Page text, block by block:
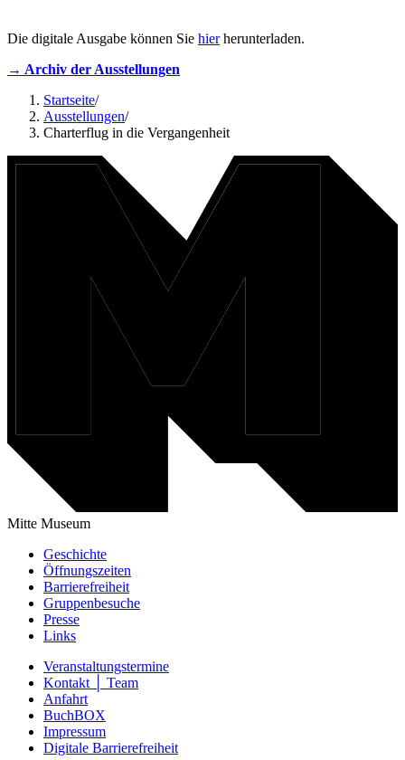
Die digitale Ausgabe können Sie hierherunterladen.
→ Archiv der Ausstellungen
Startseite/
Ausstellungen/
Charterflug in die Vergangenheit
Mitte Museum
Geschichte
Öffnungszeiten
Barrierefreiheit
Gruppenbesuche
Presse
Links
Veranstaltungstermine
Kontakt │ Team
Anfahrt
BuchBOX
Impressum
Digitale Barrierefreiheit